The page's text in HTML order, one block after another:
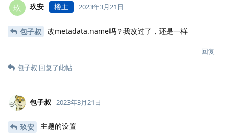
玖 玖安 楼主 2023年3月21日
包子叔 改metadata.name吗？我改过了，还是一样
回复
包子叔 回复了此帖
包子叔 2023年3月21日
玖安 主题的设置